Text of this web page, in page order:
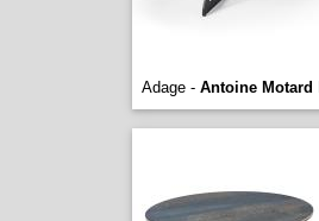
Adage - Antoine Motard